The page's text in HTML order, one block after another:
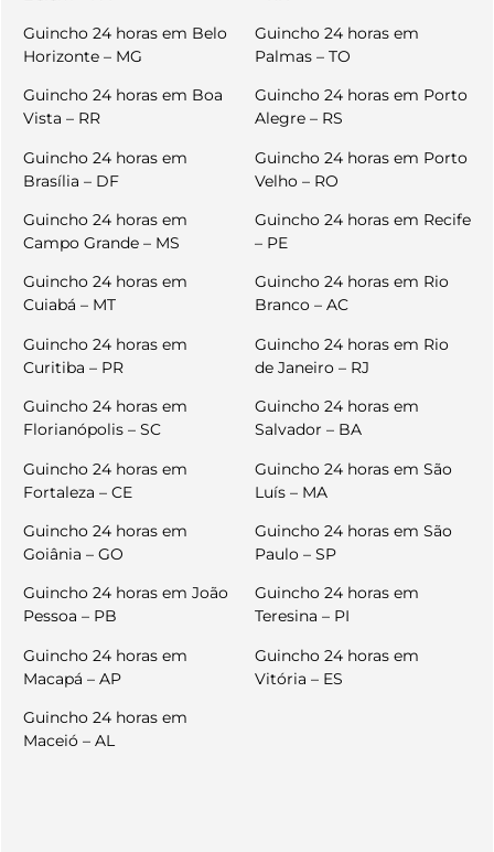
Guincho 24 horas em Belo
Horizonte – MG
Guincho 24 horas em Boa
Vista – RR
Guincho 24 horas em
Brasília – DF
Guincho 24 horas em
Campo Grande – MS
Guincho 24 horas em
Cuiabá – MT
Guincho 24 horas em
Curitiba – PR
Guincho 24 horas em
Florianópolis – SC
Guincho 24 horas em
Fortaleza – CE
Guincho 24 horas em
Goiânia – GO
Guincho 24 horas em João
Pessoa – PB
Guincho 24 horas em
Macapá – AP
Guincho 24 horas em
Maceió – AL
Guincho 24 horas em
Palmas – TO
Guincho 24 horas em Porto
Alegre – RS
Guincho 24 horas em Porto
Velho – RO
Guincho 24 horas em Recife
– PE
Guincho 24 horas em Rio
Branco – AC
Guincho 24 horas em Rio
de Janeiro – RJ
Guincho 24 horas em
Salvador – BA
Guincho 24 horas em São
Luís – MA
Guincho 24 horas em São
Paulo – SP
Guincho 24 horas em
Teresina – PI
Guincho 24 horas em
Vitória – ES